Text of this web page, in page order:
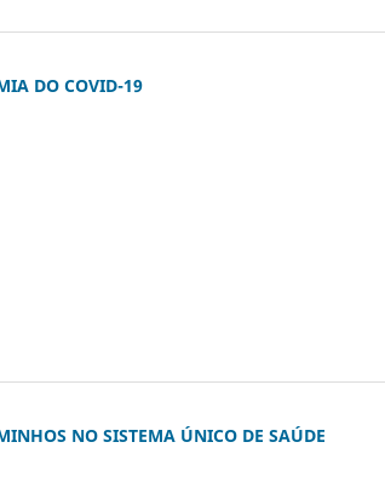
DO COVID-19
NO SISTEMA ÚNICO DE SAÚDE